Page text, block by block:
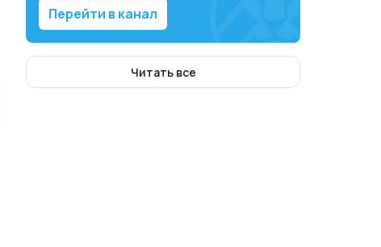
Перейти в канал
Читать все